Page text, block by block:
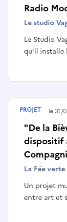
Radio
Le studio
Le Studio
qu'il installe
"De la
dispositif
La Fée verte
Un projet
entre art et
Terminé le31/
PROJET